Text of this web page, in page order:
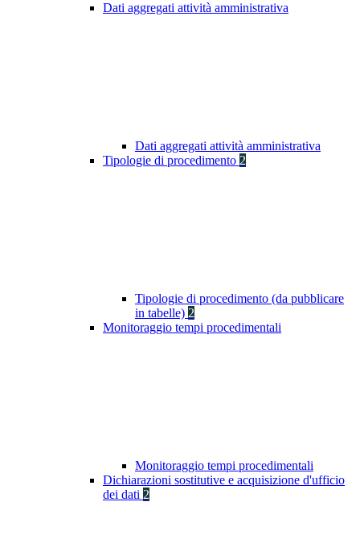
Dati aggregati attività amministrativa
Dati aggregati attività amministrativa
Tipologie di procedimento 2
Tipologie di procedimento (da pubblicare
in tabelle) 2
Monitoraggio tempi procedimentali
Monitoraggio tempi procedimentali
Dichiarazioni sostitutive e acquisizione d'ufficio
dei dati 2